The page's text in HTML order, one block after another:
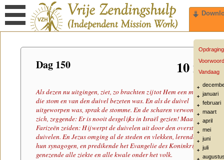
Opdraging
Voorwoord
Vandaag
januari
februari
maart
april
mei
juni
juli
10 mei
Dag 150
Als dezen nu uitgingen, ziet, zo brachten zij tot Hem een mens,
die stom en van den duivel bezeten was. En als de duivel
uitgeworpen was, sprak de stomme. En de scharen verwonderden
zich, zeggende: Er is nooit desgelijks in Israël gezien! Maar de
Farizeën zeiden: Hij werpt de duivelen uit door den overste der
duivelen. En Jezus omging al de steden en vlekken, lerende in
hun synagogen, en predikende het Evangelie des Koninkrijks, en
genezende alle ziekte en alle kwale onder het volk.